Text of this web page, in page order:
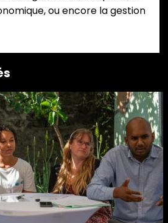
ou encore la gestion